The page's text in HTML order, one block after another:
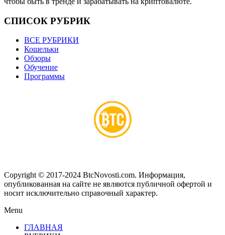
СПИСОК РУБРИК
ВСЕ РУБРИКИ
Кошельки
Обзоры
Обучение
Программы
Copyright © 2017-2024 BtcNovosti.com. Информация,
опубликованная на сайте не являются публичной офертой и
носит исключительно справочный характер.
Menu
ГЛАВНАЯ